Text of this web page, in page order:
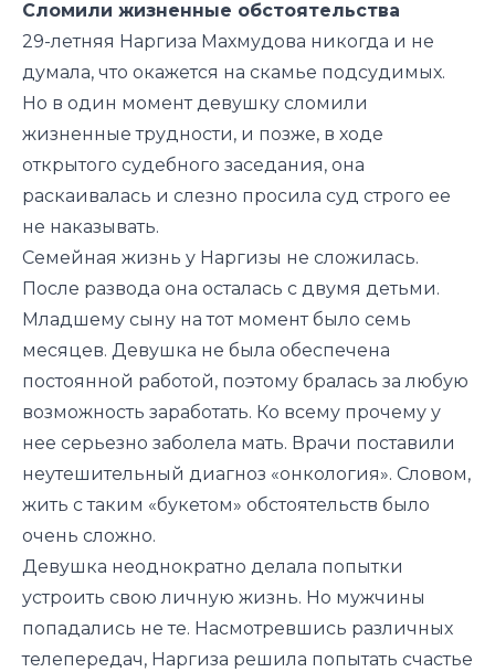
Сломили жизненные обстоятельства
29-летняя Наргиза Махмудова никогда и не
думала, что окажется на скамье подсудимых.
Но в один момент девушку сломили
жизненные трудности, и позже, в ходе
открытого судебного заседания, она
раскаивалась и слезно просила суд строго ее
не наказывать.
Семейная жизнь у Наргизы не сложилась.
После развода она осталась с двумя детьми.
Младшему сыну на тот момент было семь
месяцев. Девушка не была обеспечена
постоянной работой, поэтому бралась за любую
возможность заработать. Ко всему прочему у
нее серьезно заболела мать. Врачи поставили
неутешительный диагноз «онкология». Словом,
жить с таким «букетом» обстоятельств было
очень сложно.
Девушка неоднократно делала попытки
устроить свою личную жизнь. Но мужчины
попадались не те. Насмотревшись различных
телепередач, Наргиза решила попытать счастье